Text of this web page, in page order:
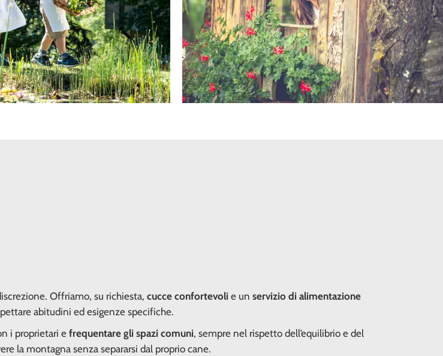
Offriamo, su richiesta, cucce confortevoli e un servizio di alimentazione
abitudini ed esigenze specifiche.
i proprietari efrequentare gli spazi comuni, sempre nel rispetto dell’equilibrio e del
la montagna senza separarsi dal proprio cane.